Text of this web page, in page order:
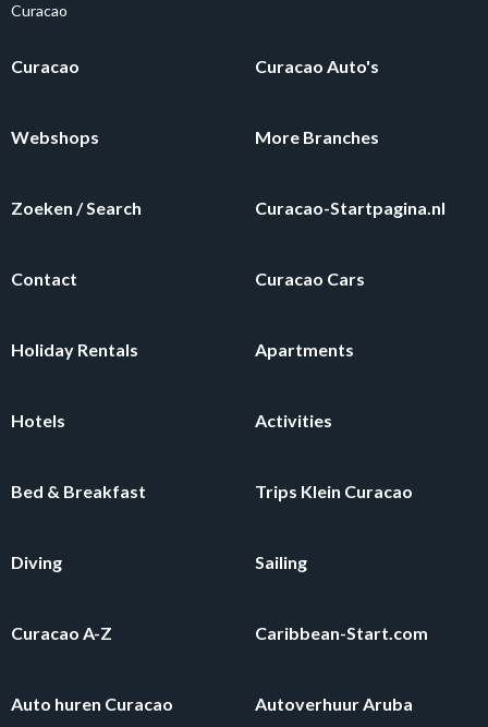
Curacao
Curacao Curacao Auto's
Webshops More Branches
Zoeken / Search Curacao-Startpagina.nl
Contact Curacao Cars
Holiday Rentals Apartments
Hotels Activities
Bed & Breakfast Trips Klein Curacao
Diving Sailing
Curacao A-Z Caribbean-Start.com
Auto huren Curacao Autoverhuur Aruba